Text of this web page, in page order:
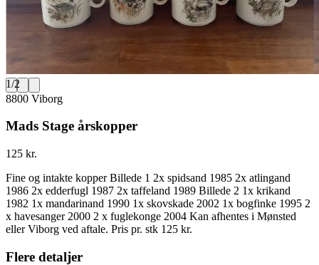
1/2
8800 Viborg
Mads Stage årskopper
125 kr.
Fine og intakte kopper Billede 1 2x spidsand 1985 2x atlingand
1986 2x edderfugl 1987 2x taffeland 1989 Billede 2 1x krikand
1982 1x mandarinand 1990 1x skovskade 2002 1x bogfinke 1995 2
x havesanger 2000 2 x fuglekonge 2004 Kan afhentes i Mønsted
eller Viborg ved aftale. Pris pr. stk 125 kr.
Flere detaljer